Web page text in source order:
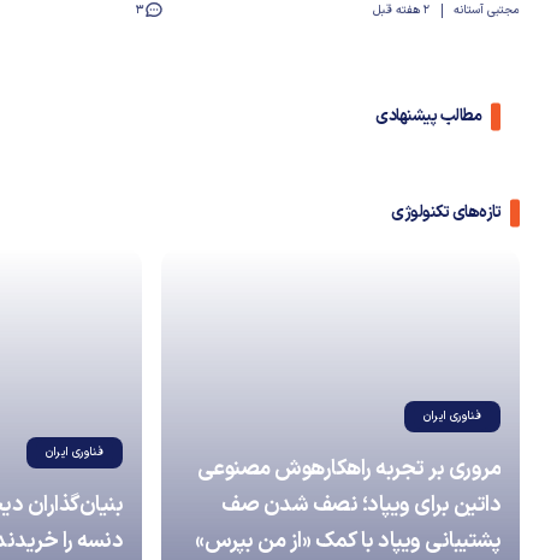
مجتبی آستانه 2 هفته قبل 3
مطالب پیشنهادی
تازه‌های تکنولوژی
فناوری ایران
مروری بر تجربه راهکارهوش مصنوعی
داتین برای ویپاد؛ نصف شدن صف
پشتیبانی ویپاد با کمک «از من بپرس»
فناوری ایران
دنسه را